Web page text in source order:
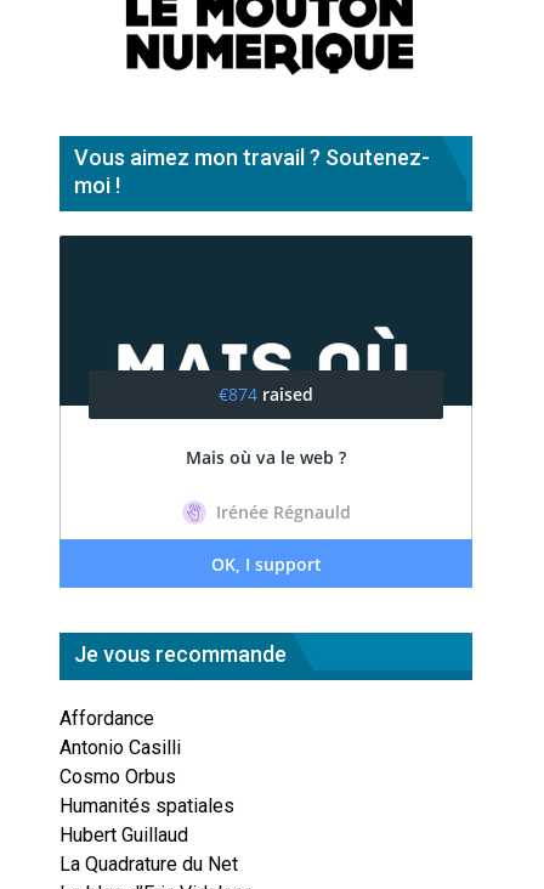
Vous aimez mon travail ? Soutenez-
moi !
Je vous recommande
Affordance
Antonio Casilli
Cosmo Orbus
Humanités spatiales
Hubert Guillaud
La Quadrature du Net